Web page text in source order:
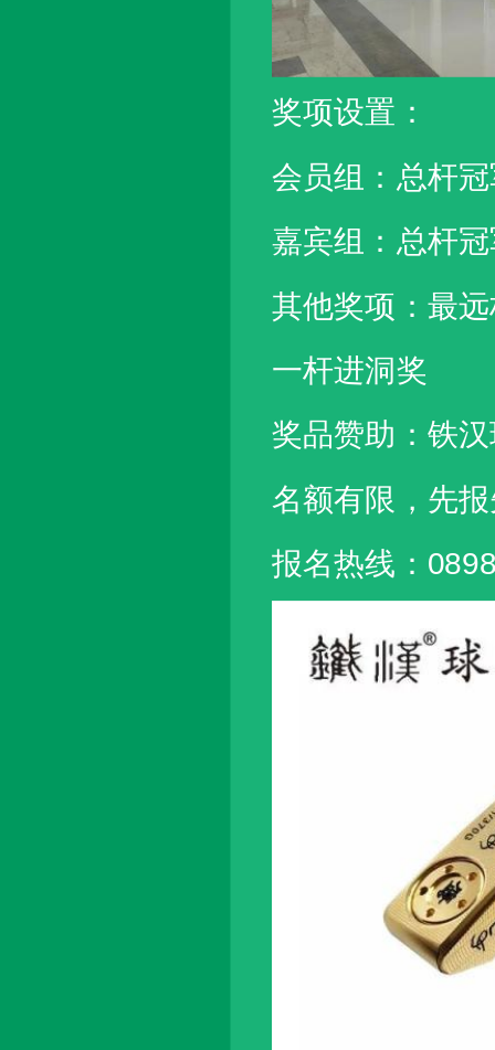
奖项设置：
会员组：总杆
嘉宾组：总杆
其他奖项：最
一杆进洞奖
奖品赞助：铁
名额有限，先
报名热线：